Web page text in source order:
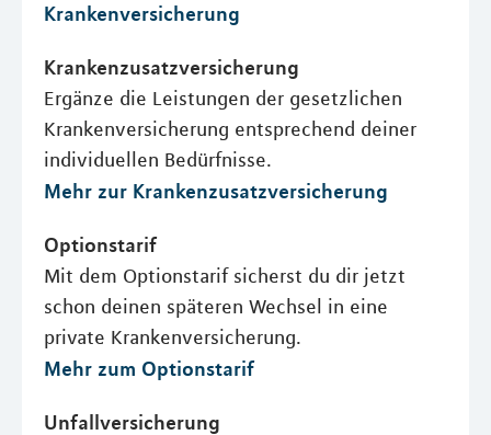
Krankenversicherung
Krankenzusatzversicherung
Ergänze die Leistungen der gesetzlichen
Krankenversicherung entsprechend deiner
individuellen Bedürfnisse.
Mehr zur Krankenzusatzversicherung
Optionstarif
Mit dem Optionstarif sicherst du dir jetzt
schon deinen späteren Wechsel in eine
private Krankenversicherung.
Mehr zum Optionstarif
Unfallversicherung